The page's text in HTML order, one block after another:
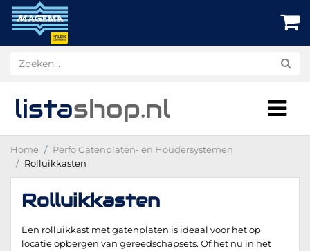
listashop.nl
Home
Perfo Gatenplaten- en Houdersystemen
Rolluikkasten
Rolluikkasten
Een rolluikkast met gatenplaten is ideaal voor het op
locatie opbergen van gereedschapsets. Of het nu in het